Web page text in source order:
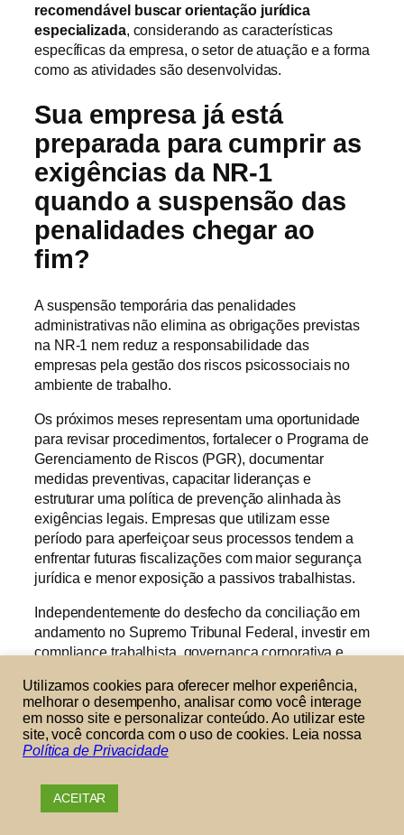
recomendável buscar orientação jurídica
especializada , considerando as características
específicas da empresa, o setor de atuação e a forma
como as atividades são desenvolvidas.
Sua empresa já está
preparada para cumprir as
exigências da NR-1
quando a suspensão das
penalidades chegar ao
fim?
A suspensão temporária das penalidades
administrativas não elimina as obrigações previstas
na NR-1 nem reduz a responsabilidade das
empresas pela gestão dos riscos psicossociais no
ambiente de trabalho.
Os próximos meses representam uma oportunidade
para revisar procedimentos, fortalecer o Programa de
Gerenciamento de Riscos (PGR), documentar
medidas preventivas, capacitar lideranças e
estruturar uma política de prevenção alinhada às
exigências legais. Empresas que utilizam esse
período para aperfeiçoar seus processos tendem a
enfrentar futuras fiscalizações com maior segurança
jurídica e menor exposição a passivos trabalhistas.
Independentemente do desfecho da conciliação em
andamento no Supremo Tribunal Federal, investir em
compliance trabalhista, governança corporativa e
apenas uma boa prática. Trata-se de uma estratégia
que contribui para a conformidade legal, a proteção
dos trabalhadores e a sustentabilidade das relações
de trabalho.
Cada empresa possui características próprias, e
a forma de aplicar as normas trabalhistas pode
Utilizamos cookies para oferecer melhor experiência,
melhorar o desempenho, analisar como você interage
em nosso site e personalizar conteúdo. Ao utilizar este
site, você concorda com o uso de cookies. Leia nossa
Política de Privacidade
ACEITAR